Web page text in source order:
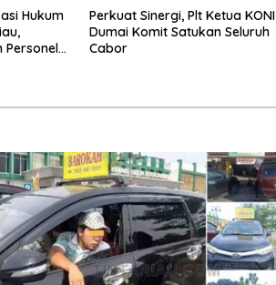
Hukum
Personel
Perkuat Sinergi, Plt Ketua KONI
Dumai Komit Satukan Seluruh
Cabor